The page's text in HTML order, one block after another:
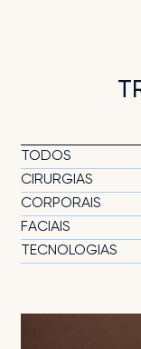
TODOS
CIRURGIAS
CORPORAIS
FACIAIS
TECNOLOGIAS